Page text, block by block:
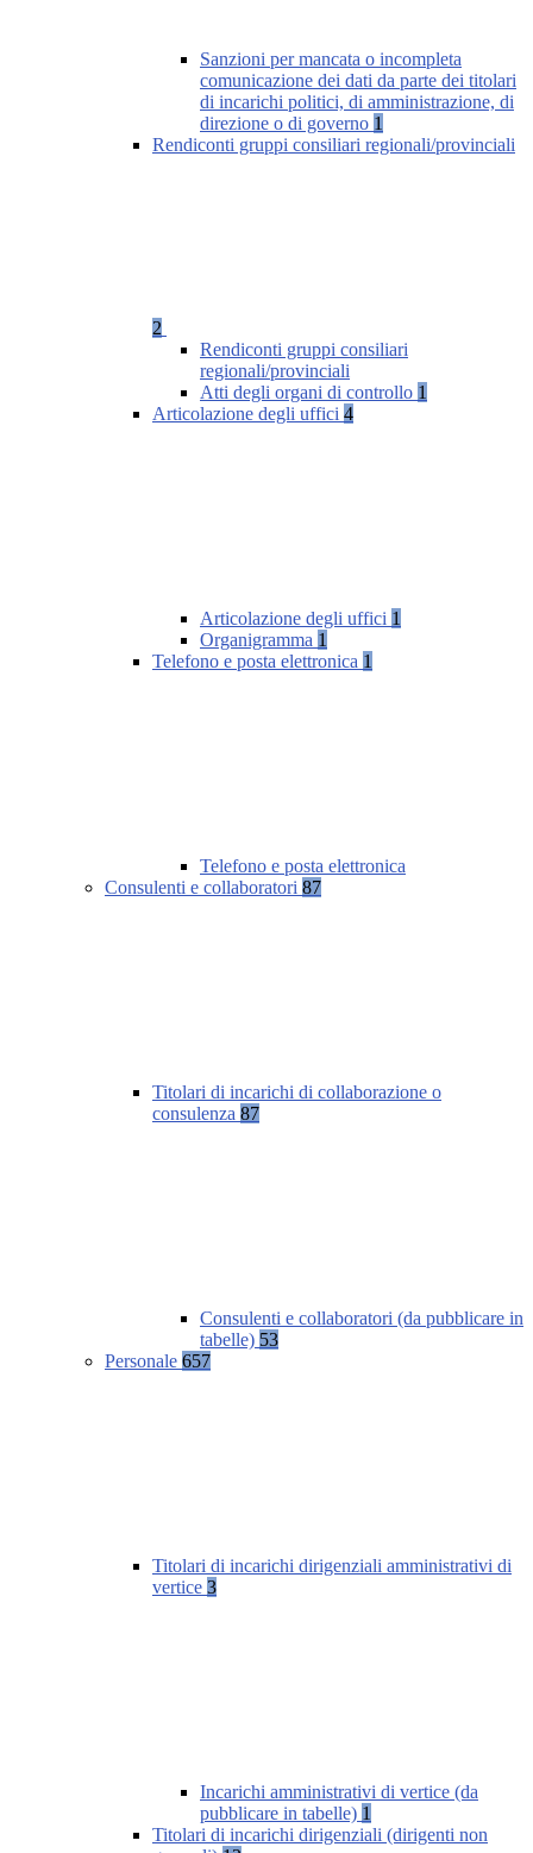
Sanzioni per mancata o incompleta
comunicazione dei dati da parte dei titolari
di incarichi politici, di amministrazione, di
direzione o di governo 1
Rendiconti gruppi consiliari regionali/provinciali
2
Rendiconti gruppi consiliari
regionali/provinciali
Atti degli organi di controllo 1
Articolazione degli uffici 4
Articolazione degli uffici 1
Organigramma 1
Telefono e posta elettronica 1
Telefono e posta elettronica
Consulenti e collaboratori 87
Titolari di incarichi di collaborazione o
consulenza 87
Consulenti e collaboratori (da pubblicare in
tabelle) 53
Personale 657
Titolari di incarichi dirigenziali amministrativi di
vertice 3
Incarichi amministrativi di vertice (da
pubblicare in tabelle) 1
Titolari di incarichi dirigenziali (dirigenti non